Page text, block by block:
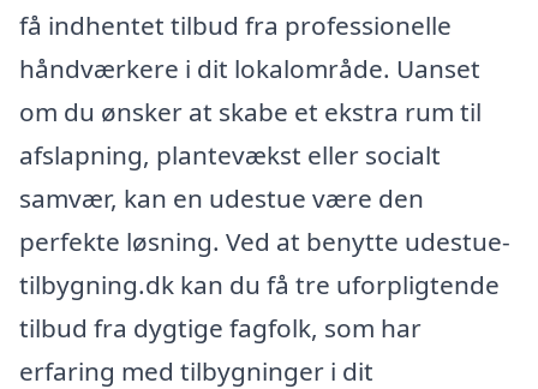
få indhentet tilbud fra professionelle
håndværkere i dit lokalområde. Uanset
om du ønsker at skabe et ekstra rum til
afslapning, plantevækst eller socialt
samvær, kan en udestue være den
perfekte løsning. Ved at benytte udestue-
tilbygning.dk kan du få tre uforpligtende
tilbud fra dygtige fagfolk, som har
erfaring med tilbygninger i dit